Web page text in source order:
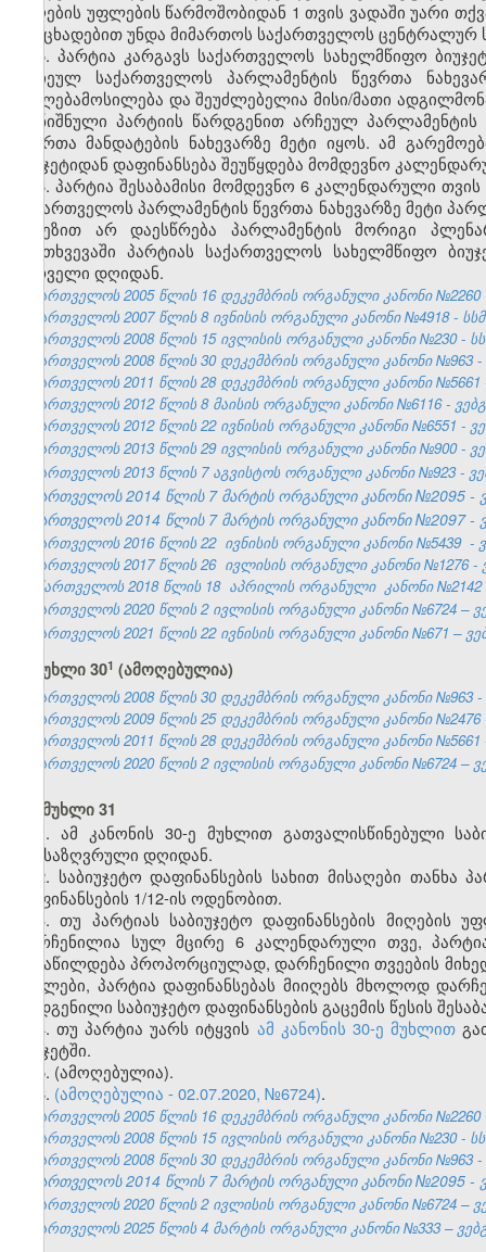
მიღების უფლების წარმოშობიდან 1 თვის ვადაში უარი
განცხადებით უნდა მიმართოს საქართველოს ცენტრალურ
5. პარტია კარგავს საქართველოს სახელმწიფო
არჩეულ საქართველოს პარლამენტის წევრთა
უფლებამოსილება და შეუძლებელია მისი/მათი
აღნიშნული პარტიის წარდგენით არჩეულ
წევრთა მანდატების ნახევარზე მეტი იყოს. ამ
ბიუჯეტიდან დაფინანსება შეუწყდება მომდევნო
6. პარტია შესაბამისი მომდევნო 6 კალენდარული
საქართველოს პარლამენტის წევრთა ნახევარზე მეტი
მიზეზით არ დაესწრება პარლამენტის მორიგი
შემთხვევაში პარტიას საქართველოს სახელმწიფო
პირველი დღიდან.
საქართველოს 2005 წლის 16 დეკემბრის ორგანული კანონი №2260
საქართველოს 2007 წლის 8 ივნისის ორგანული კანონი №4918 -
საქართველოს 2008 წლის 15 ივლისის ორგანული კანონი №230 -
საქართველოს 2008 წლის 30 დეკემბრის ორგანული კანონი №963 -
საქართველოს 2011 წლის 28 დეკემბრის ორგანული კანონი №5661
საქართველოს 2012 წლის 8 მაისის ორგანული კანონი №6116 -
საქართველოს 2012 წლის 22 ივნისის ორგანული კანონი №6551 -
საქართველოს 2013 წლის 29 ივლისის ორგანული კანონი №900 -
საქართველოს 2013 წლის 7 აგვისტოს ორგანული კანონი №923 -
საქართველოს 2014 წლის 7 მარტის ორგანული კანონი №2095 -
საქართველოს 2014 წლის 7 მარტის ორგანული კანონი №2097 -
საქართველოს 2016 წლის 22 ივნისის ორგანული კანონი№5439 -
საქართველოს 2017 წლის 26 ივლისის ორგანული კანონი №1276 -
საქართველოს 2018 წლის 18 აპრილის ორგანული კანონი №2142
საქართველოს 2020 წლის 2 ივლისის ორგანული კანონი №6724 –
საქართველოს 2021 წლის 22 ივნისის ორგანული კანონი №671 –
მუხლი 30​1 (ამოღებულია)
საქართველოს 2008 წლის 30 დეკემბრის ორგანული კანონი №963 -
საქართველოს 2009 წლის 25 დეკემბრის ორგანული კანონი №2476
საქართველოს 2011 წლის 28 დეკემბრის ორგანული კანონი №5661
საქართველოს 2020 წლის 2 ივლისის ორგანული კანონი №6724 –
მუხლი 31
1. ამ კანონის 30-ე მუხლით გათვალისწინებული
განსაზღვრული დღიდან.
2. საბიუჯეტო დაფინანსების სახით მისაღები თანხა
დაფინანსების 1/12-ის ოდენობით.
3. თუ პარტიას საბიუჯეტო დაფინანსების
დარჩენილია სულ მცირე 6 კალენდარული თვე,
განაწილდება პროპორციულად, დარჩენილი თვეების
ნაკლები, პარტია დაფინანსებას მიიღებს მხოლოდ
დადგენილი საბიუჯეტო დაფინანსების გაცემის წესის
4. თუ პარტია უარს იტყვის ამ კანონის 30-ე მუხლით
ბიუჯეტში.
5. (ამოღებულია).
6. (ამოღებულია - 02.07.2020, №6724).
საქართველოს 2005 წლის 16 დეკემბრის ორგანული კანონი №2260
საქართველოს 2008 წლის 15 ივლისის ორგანული კანონი №230 -
საქართველოს 2008 წლის 30 დეკემბრის ორგანული კანონი №963 -
საქართველოს 2014 წლის 7 მარტის ორგანული კანონი №2095 -
საქართველოს 2020 წლის 2 ივლისის ორგანული კანონი №6724 –
საქართველოს 2025 წლის 4 მარტის ორგანული კანონი №333 –